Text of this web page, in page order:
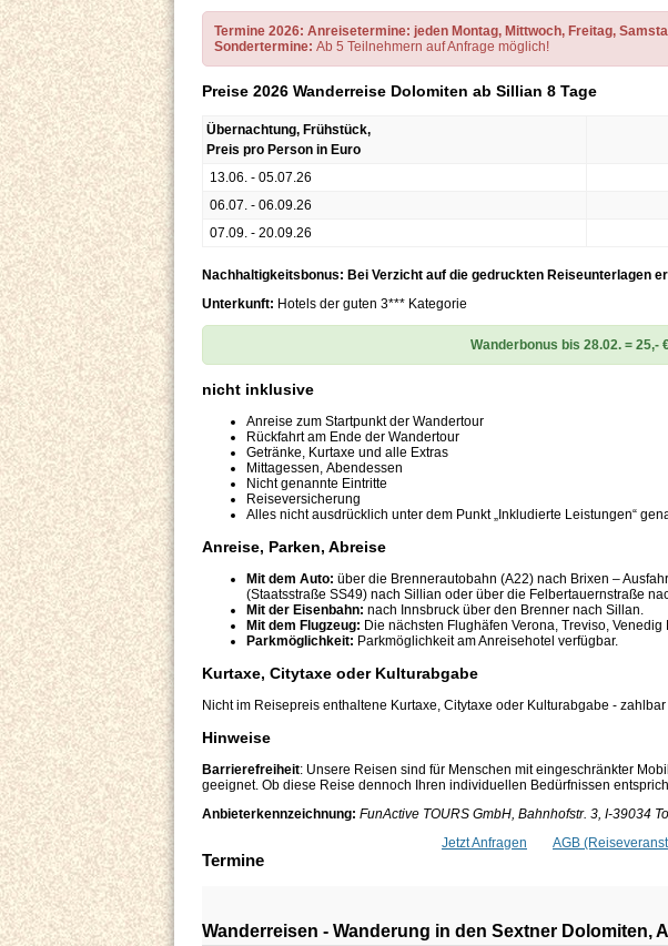
Termine 2026: Anreisetermine: jeden Montag, Mittwoch, Freitag,
Sondertermine: Ab 5 Teilnehmern auf Anfrage möglich!
Preise 2026 Wanderreise Dolomiten ab Sillian 8 Tage
Übernachtung, Frühstück,
Preis pro Person in Euro
13.06. - 05.07.26
06.07. - 06.09.26
07.09. - 20.09.26
Nachhaltigkeitsbonus: Bei Verzicht auf die gedruckten Reiseunterlagen
Unterkunft: Hotels der guten 3*** Kategorie
Wanderbonus bis 28.02. = 25,-
nicht inklusive
Anreise zum Startpunkt der Wandertour
Rückfahrt am Ende der Wandertour
Getränke, Kurtaxe und alle Extras
Mittagessen, Abendessen
Nicht genannte Eintritte
Reiseversicherung
Alles nicht ausdrücklich unter dem Punkt „Inkludierte Leistungen“
Anreise, Parken, Abreise
Mit dem Auto: über die Brennerautobahn (A22) nach Brixen –
(Staatsstraße SS49) nach Sillian oder über die Felbertauernstraße
Mit der Eisenbahn: nach Innsbruck über den Brenner nach Sillan.
Mit dem Flugzeug: Die nächsten Flughäfen Verona, Treviso, Venedig
Parkmöglichkeit: Parkmöglichkeit am Anreisehotel verfügbar.
Kurtaxe, Citytaxe oder Kulturabgabe
Nicht im Reisepreis enthaltene Kurtaxe, Citytaxe oder Kulturabgabe - zahlbar
Hinweise
Barrierefreiheit: Unsere Reisen sind für Menschen mit eingeschränkter
geeignet. Ob diese Reise dennoch Ihren individuellen Bedürfnissen
Anbieterkennzeichnung: FunActive TOURS GmbH, Bahnhofstr. 3, I-39034
Jetzt Anfragen
AGB
Termine
Wanderreisen - Wanderung in den Sextner Dolomiten,